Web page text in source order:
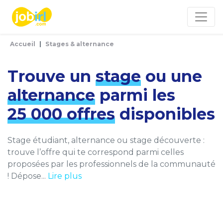
Accueil Stages & alternance
Trouve un stage ou une
alternance parmi les
25 000 offres disponibles
Stage étudiant, alternance ou stage découverte :
trouve l’offre qui te correspond parmi celles
proposées par les professionnels de la communauté
! Dépose... Lire plus
Panneau de gestion des cookies